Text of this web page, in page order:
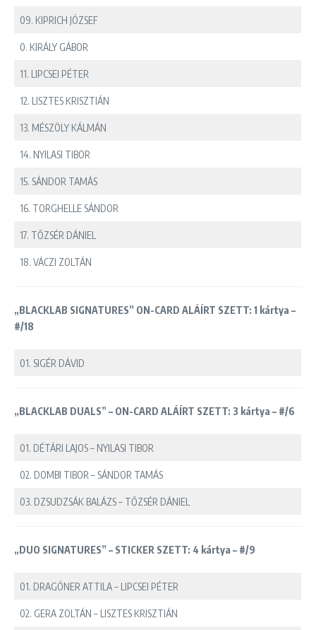
09. KIPRICH JÓZSEF
0. KIRÁLY GÁBOR
11. LIPCSEI PÉTER
12. LISZTES KRISZTIÁN
13. MÉSZÖLY KÁLMÁN
14. NYILASI TIBOR
15. SÁNDOR TAMÁS
16. TORGHELLE SÁNDOR
17. TŐZSÉR DÁNIEL
18. VÁCZI ZOLTÁN
„BLACKLAB SIGNATURES” ON-CARD ALÁÍRT SZETT: 1 kártya –
#/18
01. SIGÉR DÁVID
„BLACKLAB DUALS” – ON-CARD ALÁÍRT SZETT: 3 kártya – #/6
01. DÉTÁRI LAJOS – NYILASI TIBOR
02. DOMBI TIBOR – SÁNDOR TAMÁS
03. DZSUDZSÁK BALÁZS – TŐZSÉR DÁNIEL
„DUO SIGNATURES” – STICKER SZETT: 4 kártya – #/9
01. DRAGÓNER ATTILA – LIPCSEI PÉTER
02. GERA ZOLTÁN – LISZTES KRISZTIÁN